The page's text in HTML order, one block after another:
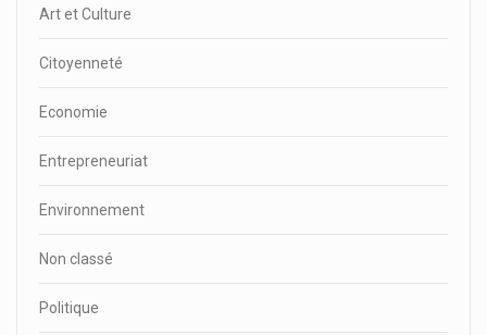
Art et Culture
Citoyenneté
Economie
Entrepreneuriat
Environnement
Non classé
Politique